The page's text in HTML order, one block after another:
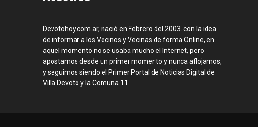
Devotohoy.com.ar, nació en Febrero del 2003, con la idea
de informar a los Vecinos y Vecinas de forma Online, en
aquel momento no se usaba mucho el Internet, pero
apostamos desde un primer momento y nunca aflojamos,
y seguimos siendo el Primer Portal de Noticias Digital de
Villa Devoto y la Comuna 11.